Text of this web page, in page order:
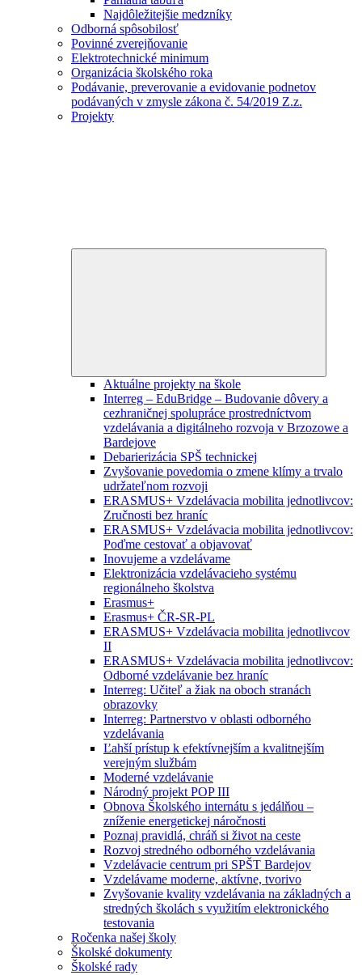
Najdôležitejšie medzníky
Odborná spôsobilosť
Povinné zverejňovanie
Elektrotechnické minimum
Organizácia školského roka
Podávanie, preverovanie a evidovanie podnetov
podávaných v zmysle zákona č. 54/2019 Z.z.
Projekty
Aktuálne projekty na škole
Interreg – EduBridge – Budovanie dôvery a
cezhraničnej spolupráce prostredníctvom
vzdelávania a digitálneho rozvoja v Brzozowe a
Bardejove
Debarierizácia SPŠ technickej
Zvyšovanie povedomia o zmene klímy a trvalo
udržateľnom rozvoji
ERASMUS+ Vzdelávacia mobilita jednotlivcov:
Zručnosti bez hraníc
ERASMUS+ Vzdelávacia mobilita jednotlivcov:
Poďme cestovať a objavovať
Inovujeme a vzdelávame
Elektronizácia vzdelávacieho systému
regionálneho školstva
Erasmus+
Erasmus+ ČR-SR-PL
ERASMUS+ Vzdelávacia mobilita jednotlivcov
II
ERASMUS+ Vzdelávacia mobilita jednotlivcov:
Odborné vzdelávanie bez hraníc
Interreg: Učiteľ a žiak na oboch stranách
obrazovky
Interreg: Partnerstvo v oblasti odborného
vzdelávania
Ľahší prístup k efektívnejším a kvalitnejším
verejným službám
Moderné vzdelávanie
Národný projekt POP III
Obnova Školského internátu s jedálňou –
zníženie energetickej náročnosti
Poznaj pravidlá, chráň si život na ceste
Rozvoj stredného odborného vzdelávania
Vzdelávacie centrum pri SPŠT Bardejov
Vzdelávame moderne, aktívne, tvorivo
Zvyšovanie kvality vzdelávania na základných a
stredných školách s využitím elektronického
testovania
Ročenka našej školy
Školské dokumenty
Školské rady